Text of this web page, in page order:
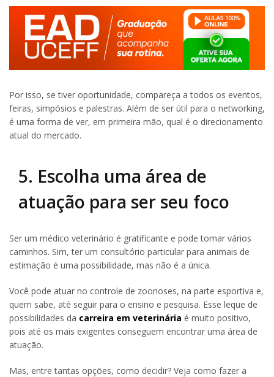
Por isso, se tiver oportunidade, compareça a todos os eventos,
feiras, simpósios e palestras. Além de ser útil para o networking,
é uma forma de ver, em primeira mão, qual é o direcionamento
atual do mercado.
5. Escolha uma área de
atuação para ser seu foco
Ser um médico veterinário é gratificante e pode tomar vários
caminhos. Sim, ter um consultório particular para animais de
estimação é uma possibilidade, mas não é a única.
Você pode atuar no controle de zoonoses, na parte esportiva e,
quem sabe, até seguir para o ensino e pesquisa. Esse leque de
possibilidades da carreira em veterinária é muito positivo,
pois até os mais exigentes conseguem encontrar uma área de
atuação.
Mas, entre tantas opções, como decidir? Veja como fazer a